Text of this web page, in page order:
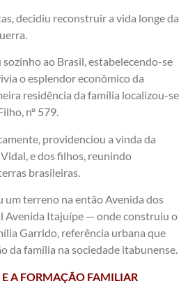
decidiu reconstruir a vida longe da
ao Brasil, estabelecendo-se
o esplendor econômico da
residência da família localizou-se
nº 579.
providenciou a vinda da
e dos filhos, reunindo
brasileiras.
terreno na então Avenida dos
Avenida Itajuípe — onde construiu o
Garrido, referência urbana que
da família na sociedade itabunense.
A FORMAÇÃO FAMILIAR